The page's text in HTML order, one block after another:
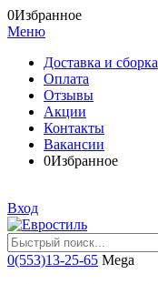
0Избранное
Меню
Доставка и сборка
Оплата
Отзывы
Акции
Контакты
Вакансии
0Избранное
Вход
0(553)13-25-65 Mega